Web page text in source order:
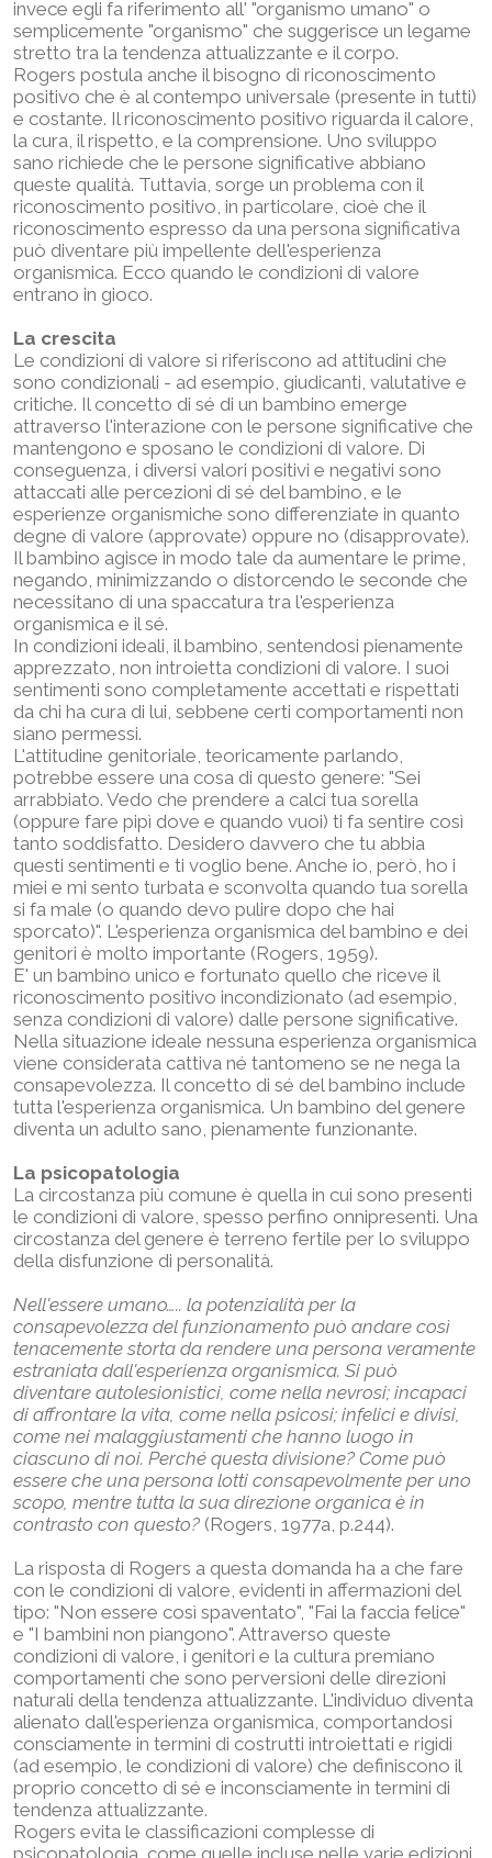
invece egli fa riferimento all' "organismo umano" o
semplicemente "organismo" che suggerisce un legame
stretto tra la tendenza attualizzante e il corpo.
Rogers postula anche il bisogno di riconoscimento
positivo che è al contempo universale (presente in tutti)
e costante. Il riconoscimento positivo riguarda il calore,
la cura, il rispetto, e la comprensione. Uno sviluppo
sano richiede che le persone significative abbiano
queste qualità. Tuttavia, sorge un problema con il
riconoscimento positivo, in particolare, cioè che il
riconoscimento espresso da una persona significativa
può diventare più impellente dell'esperienza
organismica. Ecco quando le condizioni di valore
entrano in gioco.
La crescita
Le condizioni di valore si riferiscono ad attitudini che
sono condizionali - ad esempio, giudicanti, valutative e
critiche. Il concetto di sé di un bambino emerge
attraverso l'interazione con le persone significative che
mantengono e sposano le condizioni di valore. Di
conseguenza, i diversi valori positivi e negativi sono
attaccati alle percezioni di sé del bambino, e le
esperienze organismiche sono differenziate in quanto
degne di valore (approvate) oppure no (disapprovate).
Il bambino agisce in modo tale da aumentare le prime,
negando, minimizzando o distorcendo le seconde che
necessitano di una spaccatura tra l'esperienza
organismica e il sé.
In condizioni ideali, il bambino, sentendosi pienamente
apprezzato, non introietta condizioni di valore. I suoi
sentimenti sono completamente accettati e rispettati
da chi ha cura di lui, sebbene certi comportamenti non
siano permessi.
L'attitudine genitoriale, teoricamente parlando,
potrebbe essere una cosa di questo genere: "Sei
arrabbiato. Vedo che prendere a calci tua sorella
(oppure fare pipì dove e quando vuoi) ti fa sentire così
tanto soddisfatto. Desidero davvero che tu abbia
questi sentimenti e ti voglio bene. Anche io, però, ho i
miei e mi sento turbata e sconvolta quando tua sorella
si fa male (o quando devo pulire dopo che hai
sporcato)". L'esperienza organismica del bambino e dei
genitori è molto importante (Rogers, 1959).
E' un bambino unico e fortunato quello che riceve il
riconoscimento positivo incondizionato (ad esempio,
senza condizioni di valore) dalle persone significative.
Nella situazione ideale nessuna esperienza organismica
viene considerata cattiva né tantomeno se ne nega la
consapevolezza. Il concetto di sé del bambino include
tutta l'esperienza organismica. Un bambino del genere
diventa un adulto sano, pienamente funzionante.
La psicopatologia
La circostanza più comune è quella in cui sono presenti
le condizioni di valore, spesso perfino onnipresenti. Una
circostanza del genere è terreno fertile per lo sviluppo
della disfunzione di personalità.
Nell'essere umano….. la potenzialità per la
consapevolezza del funzionamento può andare così
tenacemente storta da rendere una persona veramente
estraniata dall'esperienza organismica. Si può
diventare autolesionistici, come nella nevrosi; incapaci
di affrontare la vita, come nella psicosi; infelici e divisi,
come nei malaggiustamenti che hanno luogo in
ciascuno di noi. Perché questa divisione? Come può
essere che una persona lotti consapevolmente per uno
scopo, mentre tutta la sua direzione organica è in
contrasto con questo? (Rogers, 1977a, p.244).
La risposta di Rogers a questa domanda ha a che fare
con le condizioni di valore, evidenti in affermazioni del
tipo: "Non essere così spaventato", "Fai la faccia felice"
e "I bambini non piangono". Attraverso queste
condizioni di valore, i genitori e la cultura premiano
comportamenti che sono perversioni delle direzioni
naturali della tendenza attualizzante. L'individuo diventa
alienato dall'esperienza organismica, comportandosi
consciamente in termini di costrutti introiettati e rigidi
(ad esempio, le condizioni di valore) che definiscono il
proprio concetto di sé e inconsciamente in termini di
tendenza attualizzante.
Rogers evita le classificazioni complesse di
psicopatologia, come quelle incluse nelle varie edizioni